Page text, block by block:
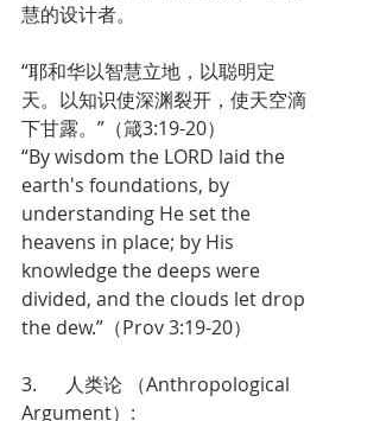
慧的设计者。
“耶和华以智慧立地，以聪明定
天。以知识使深渊裂开，使天空滴
下甘露。”（箴3:19-20）
“By wisdom the LORD laid the
earth's foundations, by
understanding He set the
heavens in place; by His
knowledge the deeps were
divided, and the clouds let drop
the dew.”（Prov 3:19-20）
3.      人类论 （Anthropological
Argument）: